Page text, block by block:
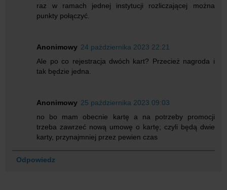
raz w ramach jednej instytucji rozliczającej można
punkty połączyć.
Anonimowy 24 października 2023 22:21
Ale po co rejestracja dwóch kart? Przecież nagroda i
tak będzie jedna.
Anonimowy 25 października 2023 09:03
no bo mam obecnie kartę a na potrzeby promocji
trzeba zawrzeć nową umowę o kartę; czyli będą dwie
karty, przynajmniej przez pewien czas
Odpowiedz